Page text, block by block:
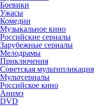
Боевики
Ужасы
Комедии
Музыкальное кино
Российские сериалы
Зарубежные сериалы
Мелодрамы
Приключения
Советская мультипликация
Мультсериалы
Российское кино
Анимэ
DVD